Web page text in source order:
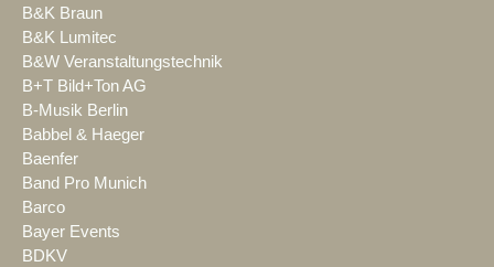
B&K Braun
B&K Lumitec
B&W Veranstaltungstechnik
B+T Bild+Ton AG
B-Musik Berlin
Babbel & Haeger
Baenfer
Band Pro Munich
Barco
Bayer Events
BDKV